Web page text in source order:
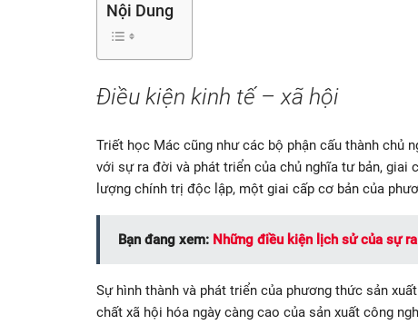
Nội Dung
Điều kiện kinh tế – xã hội
Triết học Mác cũng như các bộ phận cấu thành chủ
với sự ra đời và phát triển của chủ nghĩa tư bản,
lượng chính trị độc lập, một giai cấp cơ bản của
Bạn đang xem: Những điều kiện lịch sử của sự
Sự hình thành và phát triển của phương thức sản
chất xã hội hóa ngày càng cao của sản xuất công